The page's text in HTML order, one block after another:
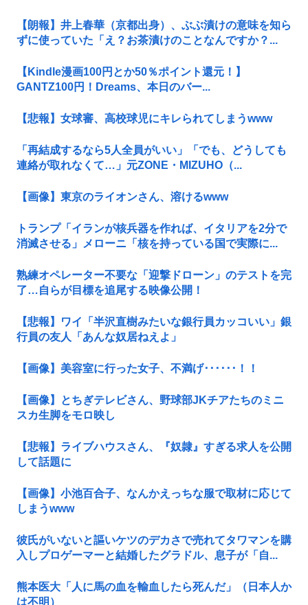
【朗報】井上春華（京都出身）、ぶぶ漬けの意味を知ら
ずに使っていた「え？お茶漬けのことなんですか？...
【Kindle漫画100円とか50％ポイント還元！】
GANTZ100円！Dreams、本日のバー...
【悲報】女球審、高校球児にキレられてしまうwww
「再結成するなら5人全員がいい」「でも、どうしても
連絡が取れなくて…」元ZONE・MIZUHO（...
【画像】東京のライオンさん、溶けるwww
トランプ「イランが核兵器を作れば、イタリアを2分で
消滅させる」メローニ「核を持っている国で実際に...
熟練オペレーター不要な「迎撃ドローン」のテストを完
了…自らが目標を追尾する映像公開！
【悲報】ワイ「半沢直樹みたいな銀行員カッコいい」銀
行員の友人「あんな奴居ねえよ」
【画像】美容室に行った女子、不満げ･･････！！
【画像】とちぎテレビさん、野球部JKチアたちのミニ
スカ生脚をモロ映し
【悲報】ライブハウスさん、『奴隷』すぎる求人を公開
して話題に
【画像】小池百合子、なんかえっちな服で取材に応じて
しまうwww
彼氏がいないと謳いケツのデカさで売れてタワマンを購
入しプロゲーマーと結婚したグラドル、息子が「自...
熊本医大「人に馬の血を輸血したら死んだ」（日本人か
は不明）